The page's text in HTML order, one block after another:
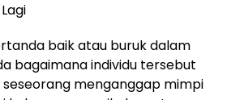
baik atau buruk dalam
bagaimana individu tersebut
menganggap mimpi